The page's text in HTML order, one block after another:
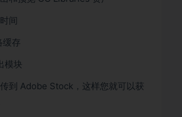
间
缓存
模块
到 Adob​​e Stock，这样您就可以获